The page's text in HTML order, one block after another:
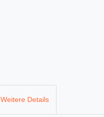
Weitere Details